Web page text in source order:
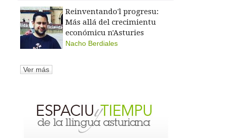
Reinventando'l progresu:
Más allá del crecimientu
económicu n'Asturies
Nacho Berdiales
Ver más